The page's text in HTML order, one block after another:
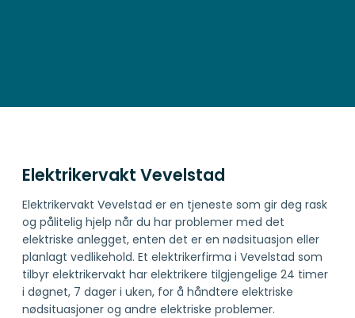
Elektrikervakt Vevelstad
Elektrikervakt Vevelstad er en tjeneste som gir deg rask
og pålitelig hjelp når du har problemer med det
elektriske anlegget, enten det er en nødsituasjon eller
planlagt vedlikehold. Et elektrikerfirma i Vevelstad som
tilbyr elektrikervakt har elektrikere tilgjengelige 24 timer
i døgnet, 7 dager i uken, for å håndtere elektriske
nødsituasjoner og andre elektriske problemer.